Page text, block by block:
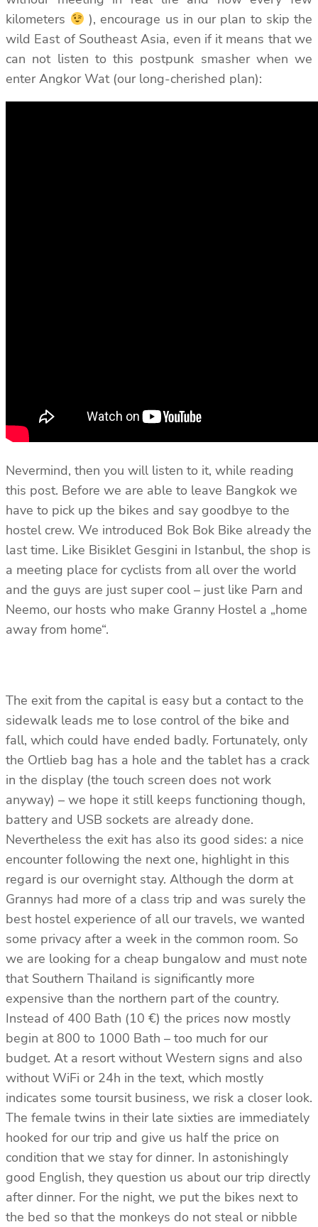
kilometers
), encourage us in our plan to skip the
wild East of Southeast Asia, even if it means that we
can not listen to this postpunk smasher when we
enter Angkor Wat (our long-cherished plan):
Nevermind, then you will listen to it, while reading
this post. Before we are able to leave Bangkok we
have to pick up the bikes and say goodbye to the
hostel crew. We introduced Bok Bok Bike already the
last time. Like Bisiklet Gesgini in Istanbul, the shop is
a meeting place for cyclists from all over the world
and the guys are just super cool – just like Parn and
Neemo, our hosts who make Granny Hostel a „home
away from home“.
The exit from the capital is easy but a contact to the
sidewalk leads me to lose control of the bike and
fall, which could have ended badly. Fortunately, only
the Ortlieb bag has a hole and the tablet has a crack
in the display (the touch screen does not work
anyway) – we hope it still keeps functioning though,
battery and USB sockets are already done.
Nevertheless the exit has also its good sides: a nice
encounter following the next one, highlight in this
regard is our overnight stay. Although the dorm at
Grannys had more of a class trip and was surely the
best hostel experience of all our travels, we wanted
some privacy after a week in the common room. So
we are looking for a cheap bungalow and must note
that Southern Thailand is significantly more
expensive than the northern part of the country.
Instead of 400 Bath (10 €) the prices now mostly
begin at 800 to 1000 Bath – too much for our
budget. At a resort without Western signs and also
without WiFi or 24h in the text, which mostly
indicates some toursit business, we risk a closer look.
The female twins in their late sixties are immediately
hooked for our trip and give us half the price on
condition that we stay for dinner. In astonishingly
good English, they question us about our trip directly
after dinner. For the night, we put the bikes next to
the bed so that the monkeys do not steal or nibble